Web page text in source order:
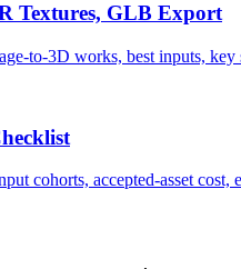
Textures, GLB Export
to-3D works, best inputs, key
cohorts, accepted-asset cost,